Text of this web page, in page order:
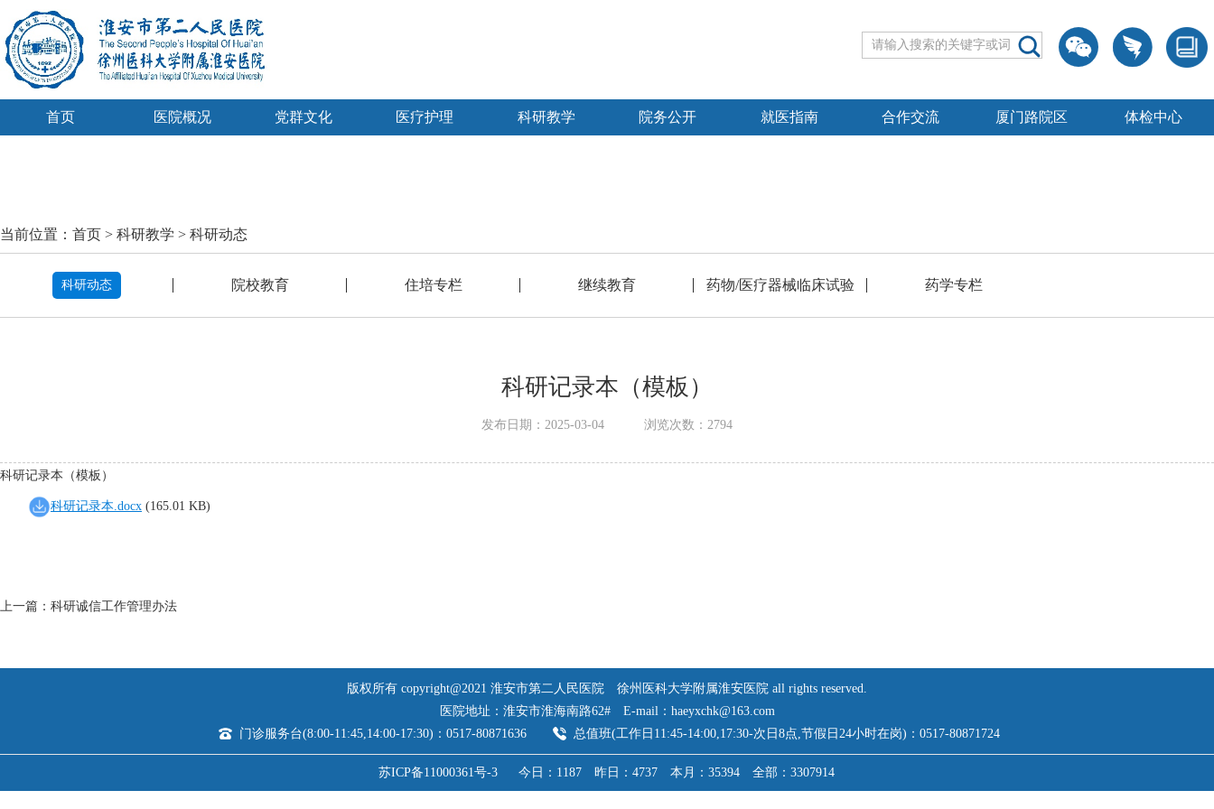
首页 医院概况 党群文化 医疗护理 科研教学 院务公开 就医指南 合作交流 厦门路院区 体检中心
当前位置： 首页 > 科研教学 > 科研动态
科研动态 院校教育 住培专栏 继续教育 药物/医疗器械临床试验 药学专栏
科研记录本（模板）
发布日期：2025-03-04 浏览次数： 2794
科研记录本（模板）
科研记录本.docx (165.01 KB)
上一篇： 科研诚信工作管理办法
版权所有 copyright@2021 淮安市第二人民医院
徐州医科大学附属淮安医院 all rights reserved.
医院地址：淮安市淮海南路62#
E-mail：haeyxchk@163.com
门诊服务台(8:00-11:45,14:00-17:30)：0517-80871636
总值班(工作日11:45-14:00,17:30-次日8点,节假日24小时在岗)：0517-80871724
苏ICP备11000361号-3 今日：1187 昨日：4737 本月：35394 全部：3307914